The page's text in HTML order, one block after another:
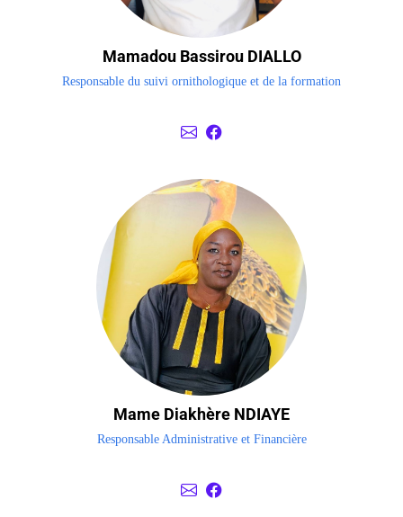
Mamadou Bassirou DIALLO
Responsable du suivi ornithologique et de la formation
Mame Diakhère NDIAYE
Responsable Administrative et Financière